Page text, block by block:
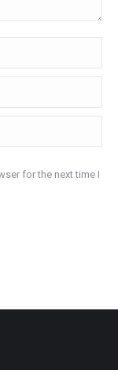
for the next time I